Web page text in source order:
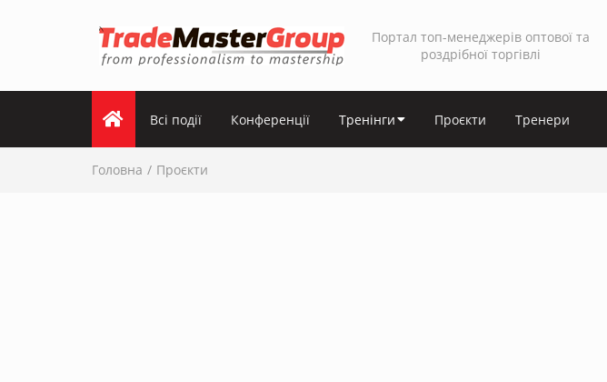
Портал топ-менеджерів оптової та
роздрібної торгівлі
Всі події Конференції Тренінги Проєкти Тренери
Головна Проєкти